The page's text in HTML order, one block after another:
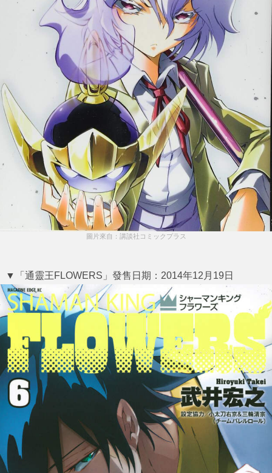
圖片來自：講談社コミックプラス
▼「通靈王FLOWERS」發售日期：2014年12月19日